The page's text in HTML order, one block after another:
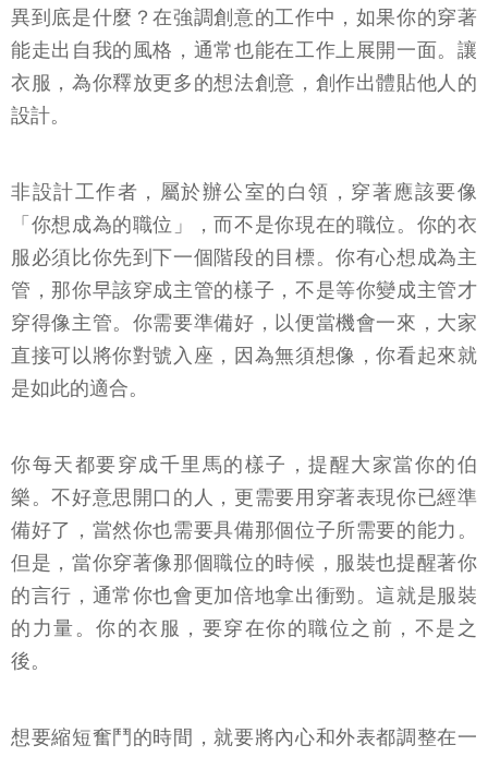
異到底是什麼？在強調創意的工作中，如果你的穿著
能走出自我的風格，通常也能在工作上展開一面。讓
衣服，為你釋放更多的想法創意，創作出體貼他人的
設計。
非設計工作者，屬於辦公室的白領，穿著應該要像
「你想成為的職位」，而不是你現在的職位。你的衣
服必須比你先到下一個階段的目標。你有心想成為主
管，那你早該穿成主管的樣子，不是等你變成主管才
穿得像主管。你需要準備好，以便當機會一來，大家
直接可以將你對號入座，因為無須想像，你看起來就
是如此的適合。
你每天都要穿成千里馬的樣子，提醒大家當你的伯
樂。不好意思開口的人，更需要用穿著表現你已經準
備好了，當然你也需要具備那個位子所需要的能力。
但是，當你穿著像那個職位的時候，服裝也提醒著你
的言行，通常你也會更加倍地拿出衝勁。這就是服裝
的力量。你的衣服，要穿在你的職位之前，不是之
後。
想要縮短奮鬥的時間，就要將內心和外表都調整在一